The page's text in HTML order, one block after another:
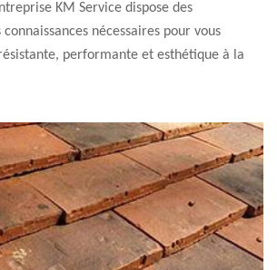
KM Service dispose des
nécessaires pour vous
performante et esthétique à la